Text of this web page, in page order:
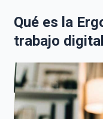
Qué es la
trabajo digital